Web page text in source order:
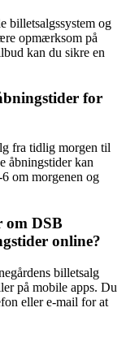
billetsalgssystem og
opmærksom på
kan du sikre en
for
fra tidlig morgen til
åbningstider kan
om morgenen og
om DSB
online?
billetsalg
på mobile apps. Du
eller e-mail for at